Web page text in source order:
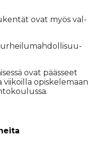
ovat myös val­
ovat pääs­seet
opis­ke­le­maan